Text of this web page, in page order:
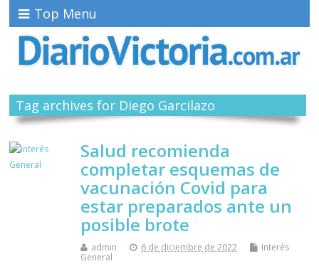
Top Menu
Tag archives for Diego Garcilazo
Salud recomienda
completar esquemas de
vacunación Covid para
estar preparados ante un
posible brote
admin 6 de diciembre de 2022
Interés
General